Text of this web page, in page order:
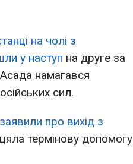
на чолі з
у наступ на друге за
намагався
сил.
про вихід з
термінову допомогу